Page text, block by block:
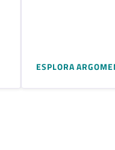
ESPLORA